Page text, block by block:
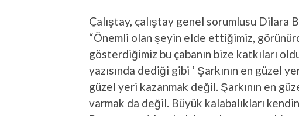
Çalıştay, çalıştay genel sorumlusu Dilara
“Önemli olan şeyin elde ettiğimiz,
gösterdiğimiz bu çabanın bize katkıları
yazısında dediği gibi ‘ Şarkının en güzel
güzel yeri kazanmak değil. Şarkının en
varmak da değil. Büyük kalabalıkları